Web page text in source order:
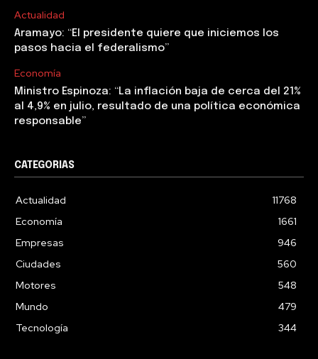
Actualidad
Aramayo: “El presidente quiere que iniciemos los
pasos hacia el federalismo”
Economía
Ministro Espinoza: “La inflación baja de cerca del 21%
al 4,9% en julio, resultado de una política económica
responsable”
CATEGORIAS
Actualidad
11768
Economía
1661
Empresas
946
Ciudades
560
Motores
548
Mundo
479
Tecnología
344